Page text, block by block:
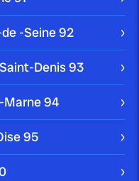
Le Dref
chez le chien :
-Seine92
Denis93
Marne94
95